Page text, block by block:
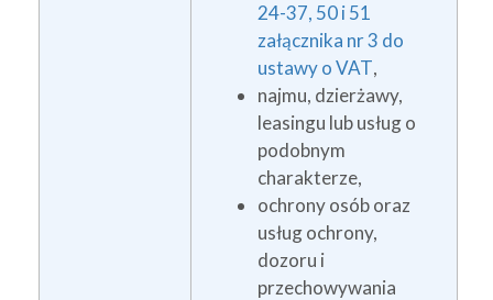
24-37, 50 i 51
załącznika nr 3 do
ustawy o VAT,
najmu, dzierżawy,
leasingu lub usług o
podobnym
charakterze,
ochrony osób oraz
usług ochrony,
dozoru i
przechowywania